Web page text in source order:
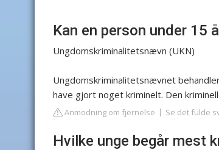
Kan en person under 15
Ungdomskriminalitetsnævn (UKN)
Ungdomskriminalitetsnævnet
have gjort noget kriminelt. Den
Anmodning om fjernelse Se det fulde
Hvilke unge begår mest